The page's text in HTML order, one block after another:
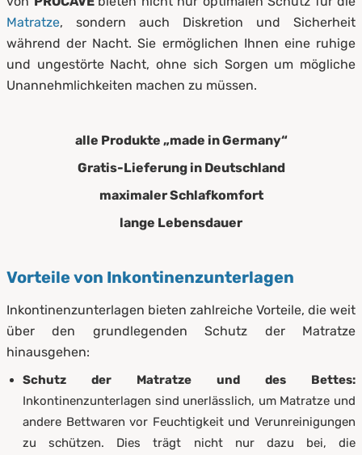
Matratze, sondern auch Diskretion und Sicherheit
während der Nacht. Sie ermöglichen Ihnen eine ruhige
und ungestörte Nacht, ohne sich Sorgen um mögliche
Unannehmlichkeiten machen zu müssen.
alle Produkte „made in Germany“
Gratis-Lieferung in Deutschland
maximaler Schlafkomfort
lange Lebensdauer
Vorteile von Inkontinenzunterlagen
Inkontinenzunterlagen bieten zahlreiche Vorteile, die weit
über den grundlegenden Schutz der Matratze
hinausgehen:
Schutz der Matratze und des Bettes:
Inkontinenzunterlagen sind unerlässlich, um Matratze und
andere Bettwaren vor Feuchtigkeit und Verunreinigungen
zu schützen. Dies trägt nicht nur dazu bei, die